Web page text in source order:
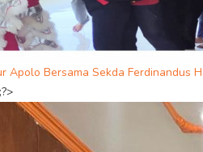
Apolo Bersama Sekda Ferdinandus